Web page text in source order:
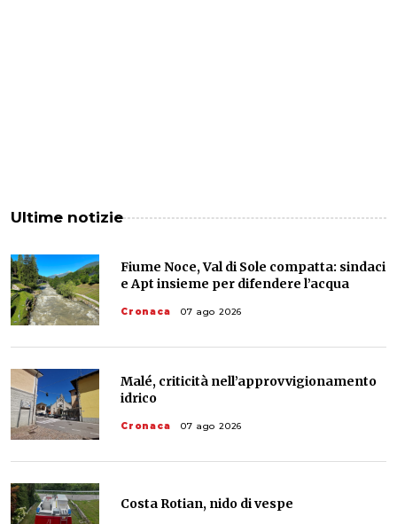
Ultime notizie
Fiume Noce, Val di Sole compatta: sindaci
e Apt insieme per difendere l’acqua
Cronaca 07 ago 2026
Malé, criticità nell’approvvigionamento
idrico
Cronaca 07 ago 2026
Costa Rotian, nido di vespe